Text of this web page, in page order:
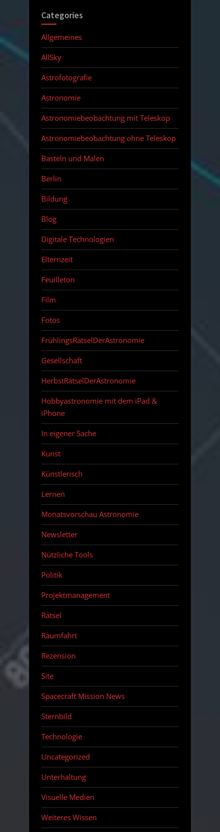
Categories
Allgemeines
AllSky
Astrofotografie
Astronomie
Astronomiebeobachtung mit Teleskop
Astronomiebeobachtung ohne Teleskop
Basteln und Malen
Berlin
Bildung
Blog
Digitale Technologien
Elternzeit
Feuilleton
Film
Fotos
FrühlingsRätselDerAstronomie
Gesellschaft
HerbstRätselDerAstronomie
Hobbyastronomie mit dem iPad &
iPhone
In eigener Sache
Kunst
Künstlerisch
Lernen
Monatsvorschau Astronomie
Newsletter
Nützliche Tools
Politik
Projektmanagement
Rätsel
Raumfahrt
Rezension
Site
Spacecraft Mission News
Sternbild
Technologie
Uncategorized
Unterhaltung
Visuelle Medien
Weiteres Wissen